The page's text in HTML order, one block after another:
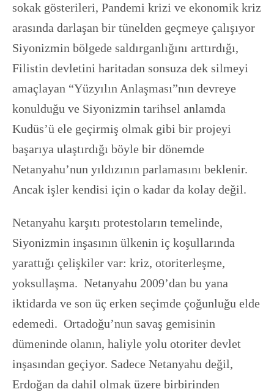
sokak gösterileri, Pandemi krizi ve ekonomik kriz
arasında darlaşan bir tünelden geçmeye çalışıyor
Siyonizmin bölgede saldırganlığını arttırdığı,
Filistin devletini haritadan sonsuza dek silmeyi
amaçlayan “Yüzyılın Anlaşması”nın devreye
konulduğu ve Siyonizmin tarihsel anlamda
Kudüs’ü ele geçirmiş olmak gibi bir projeyi
başarıya ulaştırdığı böyle bir dönemde
Netanyahu’nun yıldızının parlamasını beklenir.
Ancak işler kendisi için o kadar da kolay değil.
Netanyahu karşıtı protestoların temelinde,
Siyonizmin inşasının ülkenin iç koşullarında
yarattığı çelişkiler var: kriz, otoriterleşme,
yoksullaşma. Netanyahu 2009’dan bu yana
iktidarda ve son üç erken seçimde çoğunluğu elde
edemedi. Ortadoğu’nun savaş gemisinin
dümeninde olanın, haliyle yolu otoriter devlet
inşasından geçiyor. Sadece Netanyahu değil,
Erdoğan da dahil olmak üzere birbirinden